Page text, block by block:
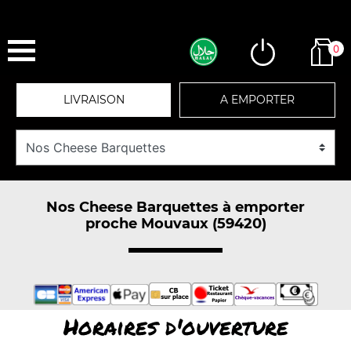
0
LIVRAISON A EMPORTER
Nos Cheese Barquettes à emporter
proche Mouvaux (59420)
Horaires d'ouverture